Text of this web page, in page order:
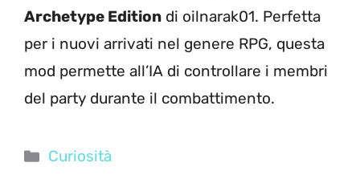
Archetype Edition di oilnarak01. Perfetta
per i nuovi arrivati nel genere RPG, questa
mod permette all’IA di controllare i membri
del party durante il combattimento.
Categorie
Curiosità